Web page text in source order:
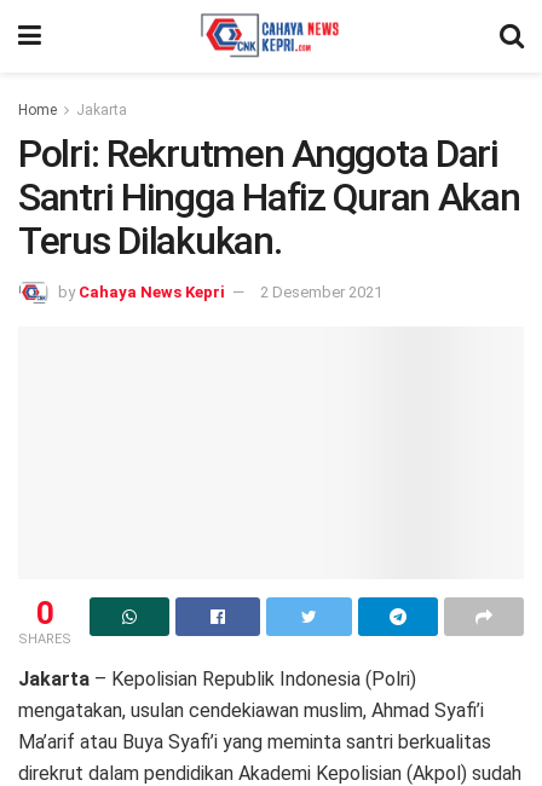
Home Jakarta
Polri: Rekrutmen Anggota Dari
Santri Hingga Hafiz Quran Akan
Terus Dilakukan.
by Cahaya News Kepri 2 Desember 2021
0
SHARES
Jakarta – Kepolisian Republik Indonesia (Polri)
mengatakan, usulan cendekiawan muslim, Ahmad Syafi’i
Ma’arif atau Buya Syafi’i yang meminta santri berkualitas
direkrut dalam pendidikan Akademi Kepolisian (Akpol) sudah